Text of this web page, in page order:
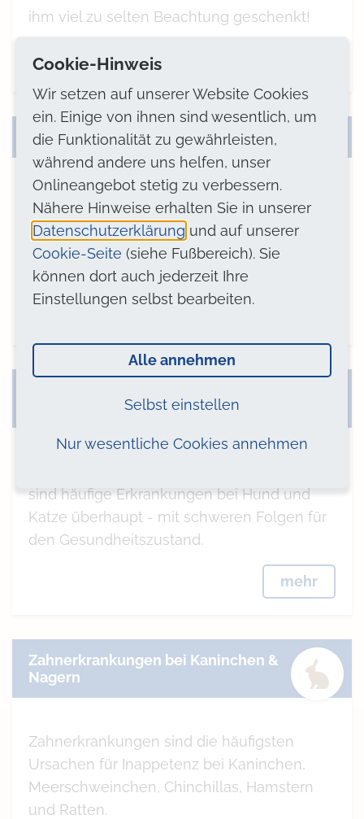
ihm viel zu selten Beachtung geschenkt!
Kieferorthopädie bei Hunden
Die Kieferorthopädie befasst sich mit der
Erkennung, Prophylaxe und Behandlung
von erblichen sowie nicht-erblichen Zahn-
und Kieferfehlstellungen.
sind häufige Erkrankungen bei Hund und
Katze überhaupt - mit schweren Folgen für
den Gesundheitszustand.
mehr
Zahnerkrankungen bei Kaninchen &
Nagern
Zahnerkrankungen sind die häufigsten
Ursachen für Inappetenz bei Kaninchen,
Meerschweinchen, Chinchillas, Hamstern
und Ratten.
Cookie-Hinweis
Wir setzen auf unserer Website Cookies
ein. Einige von ihnen sind wesentlich, um
die Funktionalität zu gewährleisten,
während andere uns helfen, unser
Onlineangebot stetig zu verbessern.
Nähere Hinweise erhalten Sie in unserer
Datenschutzerklärung und auf unserer
Cookie-Seite (siehe Fußbereich). Sie
können dort auch jederzeit Ihre
Einstellungen selbst bearbeiten.
Alle annehmen
Selbst einstellen
Nur wesentliche Cookies annehmen